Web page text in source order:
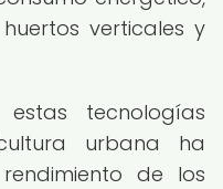
verticales y
tecnologías
urbana ha
de los